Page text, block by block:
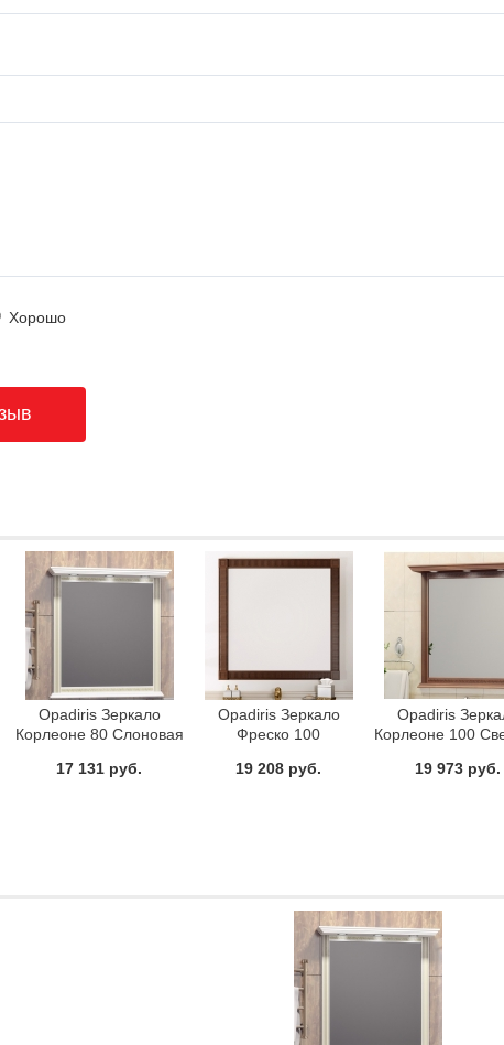
Хорошо
Opadiris Зеркало
Корлеоне 80 Слоновая
17 131 руб.
Opadiris Зеркало
Фреско 100
19 208 руб.
Opadiris
Корлеоне 100
19 973 руб.